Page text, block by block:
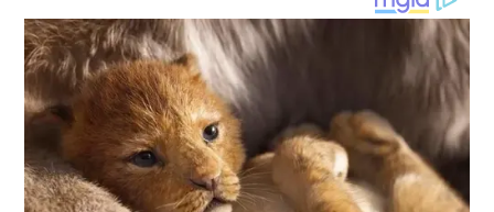
→ เลือกบริการที่
ปลอดภัย มีชื่อเสียง เช่น Bee-th.com เท่านั้น
✅ ทดลองใช้งานฟรีได้ที่ Bee-th.com
ตัวอย่างการนำไปใช้จริง
????️ธุรกิจขายของออนไลน์
: เพิ่มผู้ติดตามเพจ